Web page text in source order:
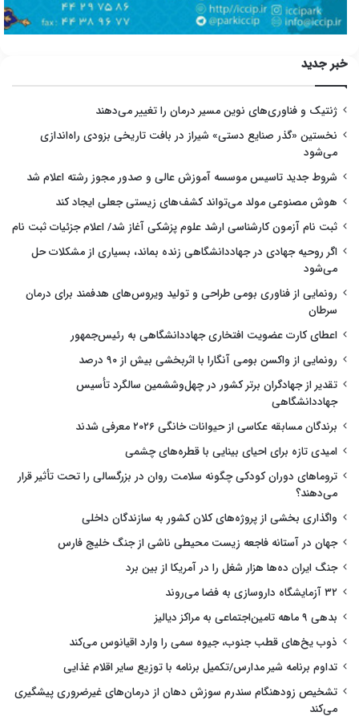
خبر جدید
ژنتیک و فناوری‌های نوین مسیر درمان را تغییر می‌دهند
نخستین «گذر صنایع دستی» شیراز در بافت تاریخی بزودی راه‌اندازی
می‌شود
شروط جدید تاسیس موسسه آموزش عالی و صدور مجوز رشته اعلام شد
هوش مصنوعی مولد می‌تواند کشف‌های زیستی جعلی ایجاد کند
ثبت نام آزمون کارشناسی ارشد علوم پزشکی آغاز شد/ اعلام جزئیات ثبت نام
اگر روحیه جهادی در جهاددانشگاهی زنده بماند، بسیاری از مشکلات حل
می‌شود
رونمایی از فناوری بومی طراحی و تولید ویروس‌های هدفمند برای درمان
سرطان
اعطای کارت عضویت افتخاری جهاددانشگاهی به رئیس‌جمهور
رونمایی از واکسن بومی آنگارا با اثربخشی بیش از ۹۰ درصد
تقدیر از جهادگران برتر کشور در چهل‌وششمین سالگرد تأسیس
جهاددانشگاهی
برندگان مسابقه عکاسی از حیوانات خانگی ۲۰۲۶ معرفی شدند
امیدی تازه برای احیای بینایی با قطره‌های چشمی
تروماهای دوران کودکی چگونه سلامت روان در بزرگسالی را تحت تأثیر قرار
می‌دهند؟
واگذاری بخشی از پروژه‌های کلان کشور به سازندگان داخلی
جهان در آستانه فاجعه زیست محیطی ناشی از جنگ خلیج فارس
جنگ ایران ده‌ها هزار شغل را در آمریکا از بین برد
۳۲ آزمایشگاه داروسازی به فضا می‌روند
بدهی ۹ ماهه تامین‌اجتماعی به مراکز دیالیز
ذوب یخ‌های قطب جنوب، جیوه سمی را وارد اقیانوس می‌کند
تداوم برنامه شیر مدارس/تکمیل برنامه با توزیع سایر اقلام غذایی
تشخیص زودهنگام سندرم سوزش دهان از درمان‌های غیرضروری پیشگیری
می‌کند